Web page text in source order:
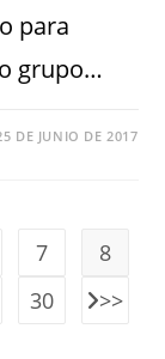
para
grupo…
DE JUNIO DE 2017
7
8
30